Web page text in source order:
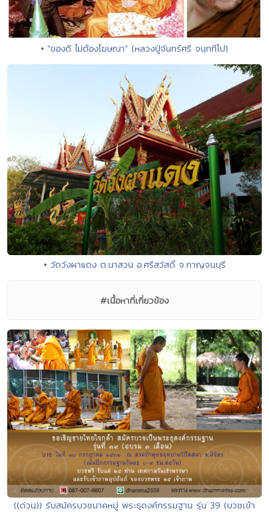
• "ของดี ไม่ต้องโฆษณา" (หลวงปู่จันทร์ศรี จนฺททีโป)
• วัดวังผาแดง ต.นาสวน อ.ศรีสวัสดิ์ จ.กาญจนบุรี
#เนื้อหาที่เกี่ยวข้อง
((ด่วน)) รับสมัครบวชนาคหมู่ พระธุดงค์กรรมฐาน รุ่น 39 (บวชเข้า